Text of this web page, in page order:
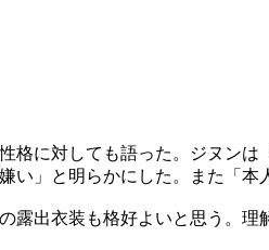
格に対しても語った。ジヌン
い」と明らかにした。また「
露出衣装も格好よいと思う。